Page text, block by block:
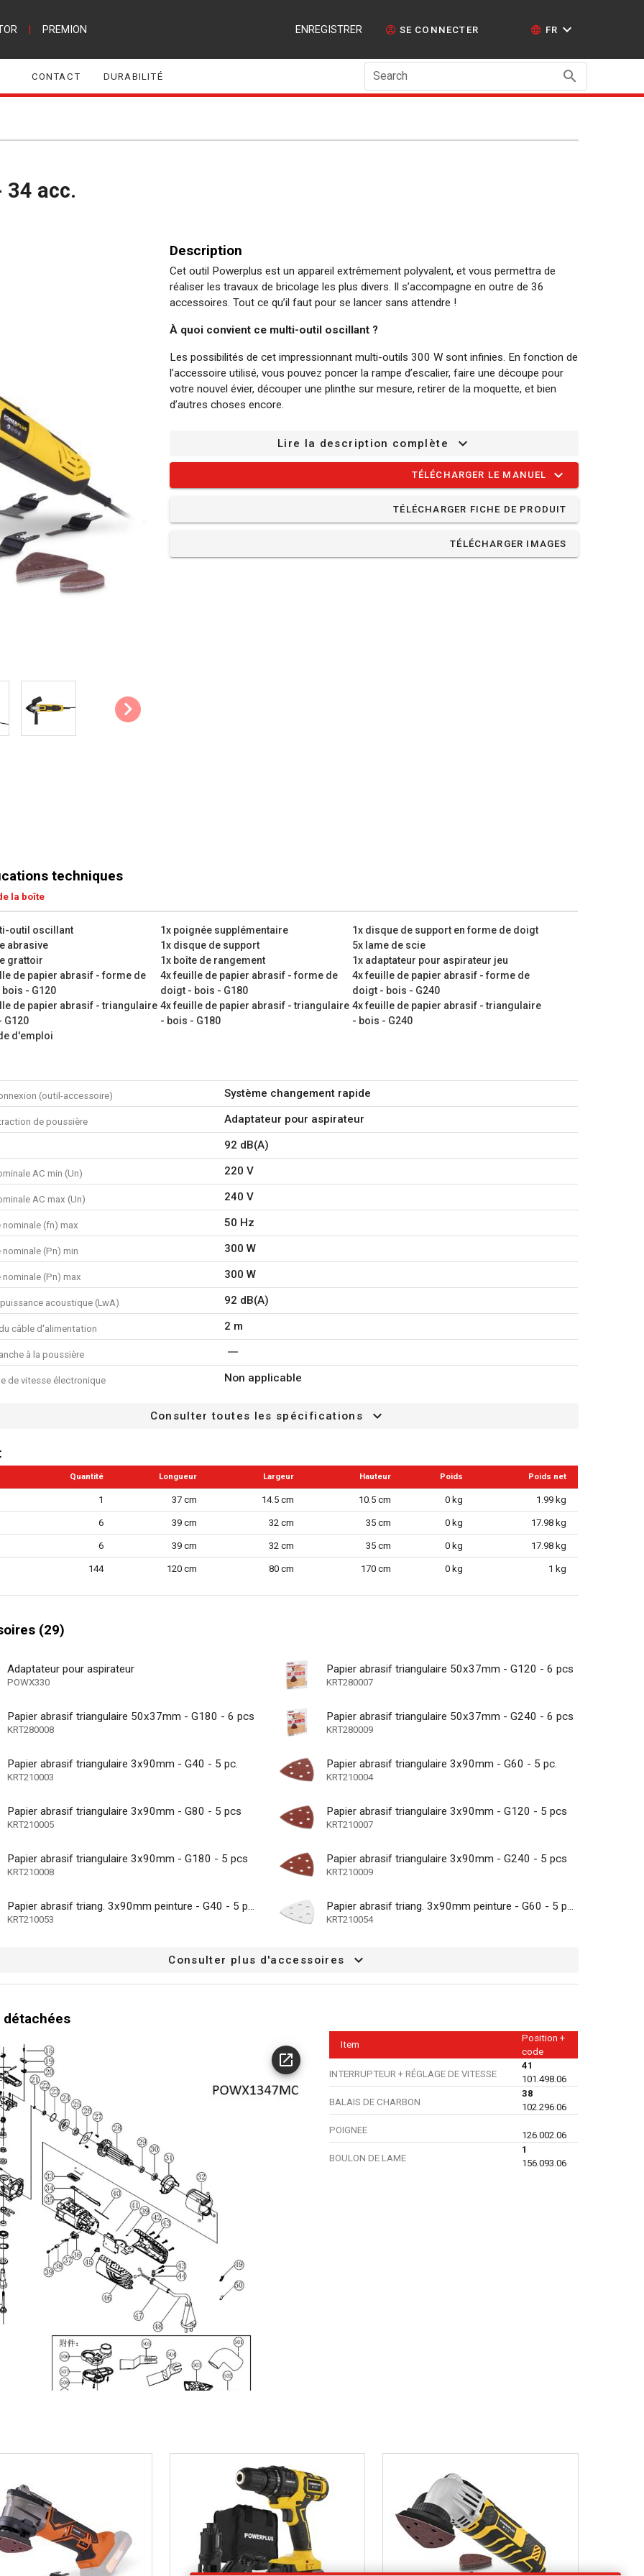
PREMION ENREGISTRER SE CONNECTER FR
CONTACT DURABILITÉ Search
34 acc.
Description
Cet outil Powerplus est un appareil extrêmement polyvalent, et vous permettra de
réaliser les travaux de bricolage les plus divers. Il s’accompagne en outre de 36
accessoires. Tout ce qu’il faut pour se lancer sans attendre !
À quoi convient ce multi-outil oscillant ?
Les possibilités de cet impressionnant multi-outils 300 W sont infinies. En fonction de
l’accessoire utilisé, vous pouvez poncer la rampe d’escalier, faire une découpe pour
votre nouvel évier, découper une plinthe sur mesure, retirer de la moquette, et bien
d’autres choses encore.
Vitesse réglable : Ce POWX1347MC a 6 vitesses différentes que vous pouvez
facilement régler vous-même, entre 30000 /min et 44000 /min pour chaque travail.
Poignée supplémentaire réglable : Grâce à la poignée auxiliaire, vous avez une prise
pour votre outil multifonction oscillant.
Principales caractéristiques techniques :
Puissance nominale : 300 W
Mouvements : 30000 /min - 44000 /min
Nombre de réglages de vitesse : 6
Longueur du câble d’alimentation : 2 m
1x poignée supplémentaire
1x disque de support en forme de doigt
2x lame abrasive
1x disque de support
5x lame de scie
1x lame grattoir
1x adaptateur pour aspirateur jeu
4x feuille de papier abrasif - forme de doigt - bois - G120
4x feuille de papier abrasif - forme de doigt - bois - G180
4x feuille de papier abrasif - forme de doigt - bois - G240
4x feuille de papier abrasif - triangulaire - bois - G120
4x feuille de papier abrasif - triangulaire - bois - G180
4x feuille de papier abrasif - triangulaire - bois - G240
1x mode d'emploi
Lire la description complète
TÉLÉCHARGER LE MANUEL
TÉLÉCHARGER FICHE DE PRODUIT
TÉLÉCHARGER IMAGES
techniques
la boîte
outil oscillant 1x poignée supplémentaire
1x disque de support en forme de doigt
abrasive
1x disque de support
5x lame de scie
grattoir
1x boîte de rangement
1x adaptateur pour aspirateur jeu
de papier abrasif - forme de
- G120
4x feuille de papier abrasif - forme de
doigt - bois - G180
4x feuille de papier abrasif - forme de
doigt - bois - G240
de papier abrasif - triangulaire
G120
4x feuille de papier abrasif - triangulaire
- bois - G180
4x feuille de papier abrasif - triangulaire
- bois - G240
d'emploi
(outil-accessoire) Système changement rapide
de poussière Adaptateur pour aspirateur
92 dB(A)
AC min (Un) 220 V
AC max (Un) 240 V
nominale (fn) max 50 Hz
(Pn) min 300 W
(Pn) max 300 W
acoustique (LwA) 92 dB(A)
câble d'alimentation 2 m
à la poussière
de vitesse électronique Non applicable
souple
aggripant
rapide - Démontage sans outils
max. 44000 /min
36 MO.
Consulter toutes les spécifications
Quantité Longueur Largeur Hauteur Poids Poids net
1 37 cm 14.5 cm 10.5 cm 0 kg 1.99 kg
6 39 cm 32 cm 35 cm 0 kg 17.98 kg
6 39 cm 32 cm 35 cm 0 kg 17.98 kg
144 120 cm 80 cm 170 cm 0 kg 1 kg
(29)
Adaptateur pour aspirateur
POWX330
Papier abrasif triangulaire 50x37mm - G120 - 6 pcs
KRT280007
Papier abrasif triangulaire 50x37mm - G180 - 6 pcs
KRT280008
Papier abrasif triangulaire 50x37mm - G240 - 6 pcs
KRT280009
Papier abrasif triangulaire 3x90mm - G40 - 5 pc.
KRT210003
Papier abrasif triangulaire 3x90mm - G60 - 5 pc.
KRT210004
Papier abrasif triangulaire 3x90mm - G80 - 5 pcs
KRT210005
Papier abrasif triangulaire 3x90mm - G120 - 5 pcs
KRT210007
Papier abrasif triangulaire 3x90mm - G180 - 5 pcs
KRT210008
Papier abrasif triangulaire 3x90mm - G240 - 5 pcs
KRT210009
Papier abrasif triang. 3x90mm peinture - G40 - 5 pcs
KRT210053
Papier abrasif triang. 3x90mm peinture - G60 - 5 pcs
KRT210054
Consulter plus d'accessoires
détachées
Item
Position +
code
INTERRUPTEUR + RÉGLAGE DE VITESSE
41
101.498.06
BALAIS DE CHARBON
38
102.296.06
POIGNEE 126.002.06
BOULON DE LAME
1
156.093.06